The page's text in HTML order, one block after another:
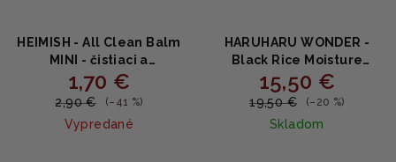
HEIMISH - All Clean Balm
MINI - čistiaci a
odličovací balzam 5ml
1,70 €
2,90 € (–41 %)
Vypredané
HARUHARU WONDER -
Black Rice Moisture
Deep Cleansing Oil -
Výživný čistiaci olej s
čiernou ryžou 150ml
15,50 €
19,50 € (–20 %)
Skladom